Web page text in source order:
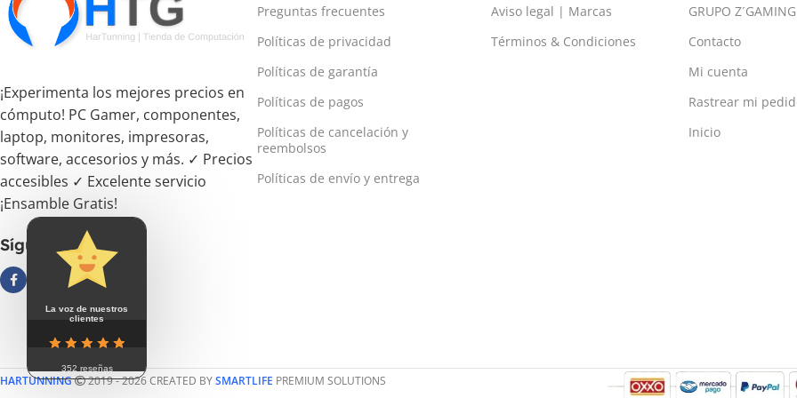
¡Experimenta los mejores precios en
cómputo! PC Gamer, componentes,
laptop, monitores, impresoras,
software, accesorios y más. ✓ Precios
accesibles ✓ Excelente servicio
¡Ensamble Gratis!
Síguenos
Preguntas frecuentes
Políticas de privacidad
Políticas de garantía
Políticas de pagos
Políticas de cancelación y
reembolsos
Políticas de envío y entrega
Aviso legal | Marcas
Términos & Condiciones
GRUPO Z´GAMING
Contacto
Mi cuenta
Rastrear mi
Inicio
HARTUNNING 2019 - 2026 CREATED BYSMARTLIFE PREMIUM SOLUTIONS
La voz de nuestros
clientes
352 reseñas